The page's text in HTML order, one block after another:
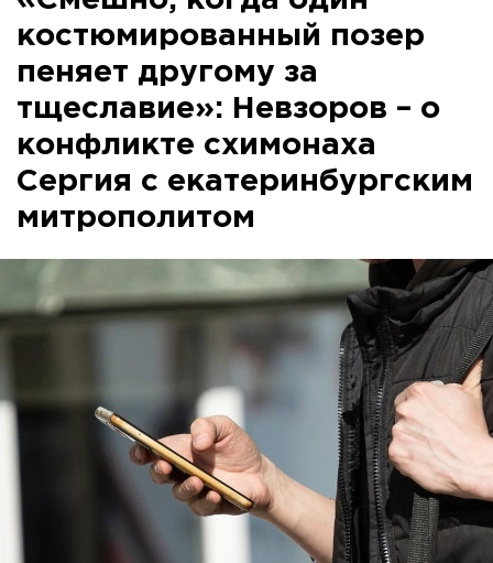
костюмированный позер
пеняет другому за
тщеславие»: Невзоров – о
конфликте схимонаха
Сергия с екатеринбургским
митрополитом